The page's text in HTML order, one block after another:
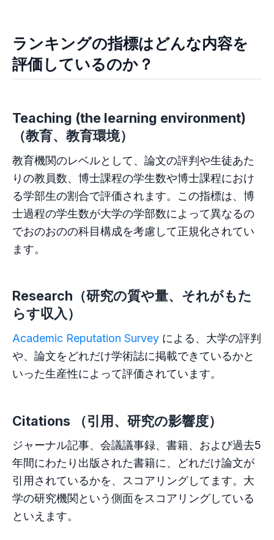
ランキングの指標はどんな内容を
評価しているのか？
Teaching (the learning environment)
（教育、教育環境）
教育機関のレベルとして、論文の評判や生徒あた
りの教員数、博士課程の学生数や博士課程におけ
る学部生の割合で評価されます。この指標は、博
士過程の学生数が大学の学部数によって異なるの
でおのおのの科目構成を考慮して正規化されてい
ます。
Research（研究の質や量、それがもた
らす収入）
Academic Reputation Survey による、大学の評判
や、論文をどれだけ学術誌に掲載できているかと
いった生産性によって評価されています。
Citations （引用、研究の影響度）
ジャーナル記事、会議議事録、書籍、および過去5
年間にわたり出版された書籍に、どれだけ論文が
引用されているかを、スコアリングしてます。大
学の研究機関という側面をスコアリングしている
といえます。